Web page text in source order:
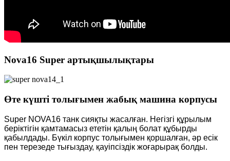
Nova16 Super артықшылықтары
Өте күшті толығымен жабық машина корпусы
Super NOVA16 танк сияқты жасалған. Негізгі құрылым
беріктігін қамтамасыз ететін қалың болат құбырды
қабылдады. Бүкіл корпус толығымен қоршалған, әр есік
пен терезеде тығыздау, қауіпсіздік жоғарырақ болды.